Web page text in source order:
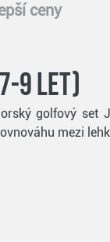
ceny
9 let)
golfový set
mezi